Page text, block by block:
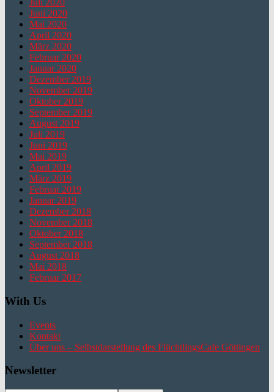
Juli 2020
Juni 2020
Mai 2020
April 2020
März 2020
Februar 2020
Januar 2020
Dezember 2019
November 2019
Oktober 2019
September 2019
August 2019
Juli 2019
Juni 2019
Mai 2019
April 2019
März 2019
Februar 2019
Januar 2019
Dezember 2018
November 2018
Oktober 2018
September 2018
August 2018
Mai 2018
Februar 2017
With Us
Events
Kontakt
Über uns – Selbstdarstellung des FlüchtlingsCafe Göttingen
Newsletter